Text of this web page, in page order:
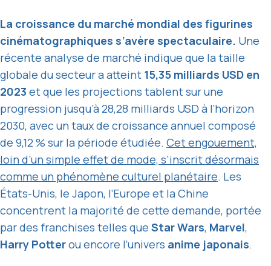
La croissance du marché mondial des figurines
cinématographiques s’avère spectaculaire. Une
récente analyse de marché indique que la taille
globale du secteur a atteint 15,35 milliards USD en
2023 et que les projections tablent sur une
progression jusqu’à 28,28 milliards USD à l’horizon
2030, avec un taux de croissance annuel composé
de 9,12 % sur la période étudiée. Cet engouement,
loin d’un simple effet de mode, s’inscrit désormais
comme un phénomène culturel planétaire. Les
États-Unis, le Japon, l’Europe et la Chine
concentrent la majorité de cette demande, portée
par des franchises telles que Star Wars, Marvel,
Harry Potterou encore l’univers anime japonais.